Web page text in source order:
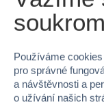
Kód produktu
Značka
Věk od
Používáme
pro správné
a návštěvnosti a
o užívání našich